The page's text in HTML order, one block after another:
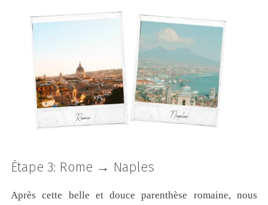
Étape 3: Rome → Naples
Après cette belle et douce parenthèse romaine, nous